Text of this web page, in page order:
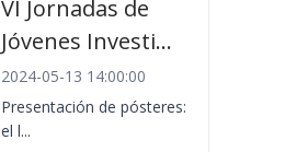
VI Jornadas de
Jóvenes Investi...
2024-05-13 14:00:00
Presentación de pósteres:
el l...